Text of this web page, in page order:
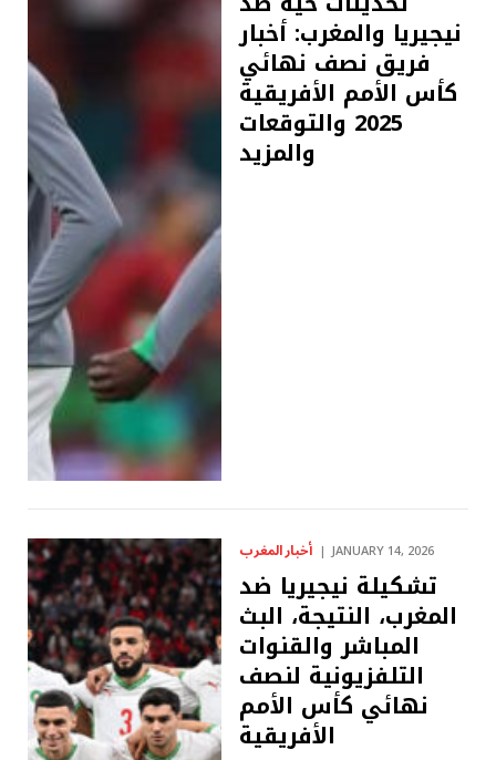
نيجيريا والمغرب: أخبار
فريق نصف نهائي
كأس الأمم الأفريقية
2025 والتوقعات
والمزيد
أخبار المغرب JANUARY 14, 2026
تشكيلة نيجيريا ضد
المغرب، النتيجة، البث
المباشر والقنوات
التلفزيونية لنصف
نهائي كأس الأمم
الأفريقية